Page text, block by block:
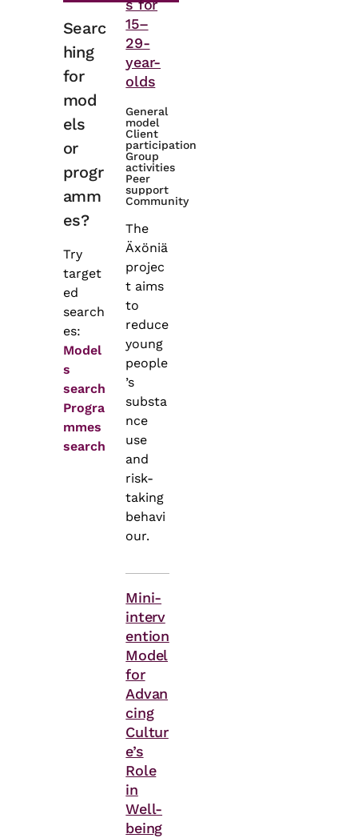
Searc
hing
for
mod
els
or
progr
amm
es?
Try
target
ed
search
es:
Model
s
search
Progra
mmes
search
s for
15–
29-
year-
olds
General
model
Client
participation
Group
activities
Peer
support
Community
The
Äxöniä
projec
t aims
to
reduce
young
people
’s
substa
nce
use
and
risk-
taking
behavi
our.
Mini-
interv
ention
Model
for
Advan
cing
Cultur
e’s
Role
in
Well-
being